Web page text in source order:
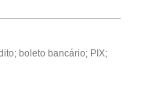
boleto bancário; PIX;